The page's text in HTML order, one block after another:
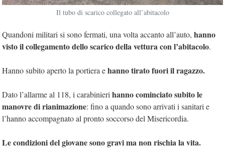
Il tubo di scarico collegato all’abitacolo
Quandoni militari si sono fermati, una volta accanto all’auto, hanno
visto il collegamento dello scarico della vettura con l’abitacolo.
Hanno subito aperto la portiera ehanno tirato fuori il ragazzo.
Dato l’allarme al 118, i carabinierihanno cominciato subito le
manovre di rianimazione: fino a quando sono arrivati i sanitari e
l’hanno accompagnato al pronto soccorso del Misericordia.
Le condizioni del giovane sono gravi ma non rischia la vita.